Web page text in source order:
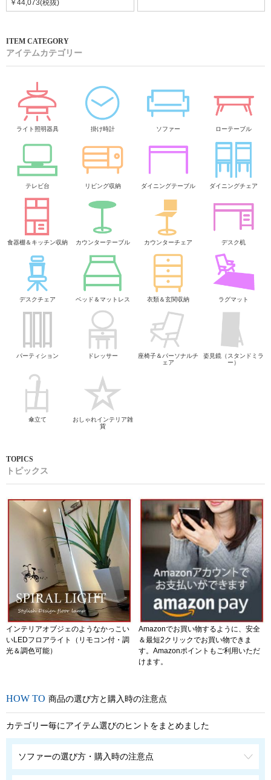
￥44,073(税抜)
アイテムカテゴリー
ライト照明器具 掛け時計 ソファー ローテーブル
テレビ台 リビング収納 ダイニングテーブル ダイニングチェア
食器棚＆キッチン収納 カウンターテーブル カウンターチェア デスク机
デスクチェア ベッド＆マットレス 衣類＆玄関収納 ラグマット
パーティション ドレッサー
座椅子＆パーソナルチ
ェア
姿見鏡（スタンドミラ
ー）
傘立て
おしゃれインテリア雑
貨
トピックス
インテリアオブジェのようなかっこい
いLEDフロアライト（リモコン付・調
光＆調色可能）
Amazonでお買い物するように、安全
＆最短2クリックでお買い物できま
す。Amazonポイントもご利用いただ
けます。
商品の選び方と購入時の注意点
カテゴリー毎にアイテム選びのヒントをまとめました
ソファーの選び方・購入時の注意点